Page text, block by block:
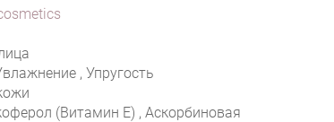
, Упругость
(Витамин E) , Аскорбиновая